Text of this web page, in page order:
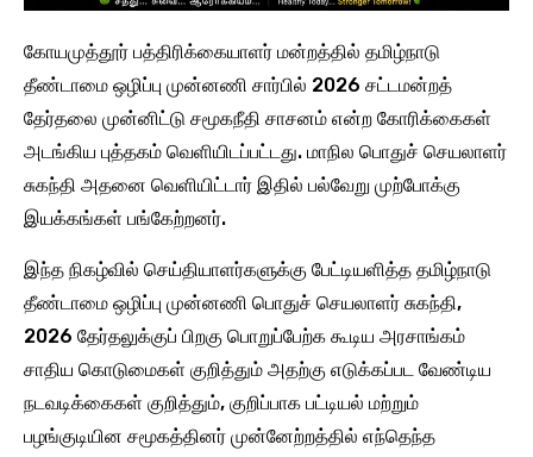
கோயமுத்தூர் பத்திரிக்கையாளர் மன்றத்தில் தமிழ்நாடு
தீண்டாமை ஒழிப்பு முன்னணி சார்பில் 2026 சட்டமன்றத்
தேர்தலை முன்னிட்டு சமூகநீதி சாசனம் என்ற கோரிக்கைகள்
அடங்கிய புத்தகம் வெளியிடப்பட்டது. மாநில பொதுச் செயலாளர்
சுகந்தி அதனை வெளியிட்டார் இதில் பல்வேறு முற்போக்கு
இயக்கங்கள் பங்கேற்றனர்.
இந்த நிகழ்வில் செய்தியாளர்களுக்கு பேட்டியளித்த தமிழ்நாடு
தீண்டாமை ஒழிப்பு முன்னணி பொதுச் செயலாளர் சுகந்தி,
2026 தேர்தலுக்குப் பிறகு பொறுப்பேற்க கூடிய அரசாங்கம்
சாதிய கொடுமைகள் குறித்தும் அதற்கு எடுக்கப்பட வேண்டிய
நடவடிக்கைகள் குறித்தும், குறிப்பாக பட்டியல் மற்றும்
பழங்குடியின சமூகத்தினர் முன்னேற்றத்தில் எந்தெந்த